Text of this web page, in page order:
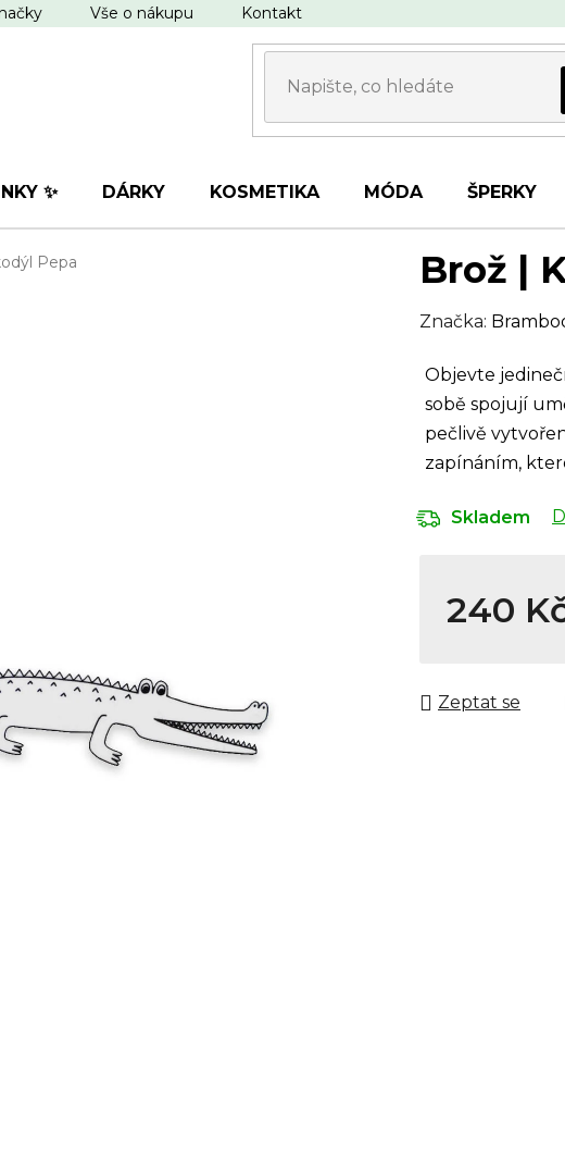
Vše o nákupu Kontakt
✨ DÁRKY KOSMETIKA MÓDA ŠPERKY
Pepa Brož |
Značka:
Objevte
sobě spojují
pečlivě
zapínáním,
Skladem
240
Zeptat se